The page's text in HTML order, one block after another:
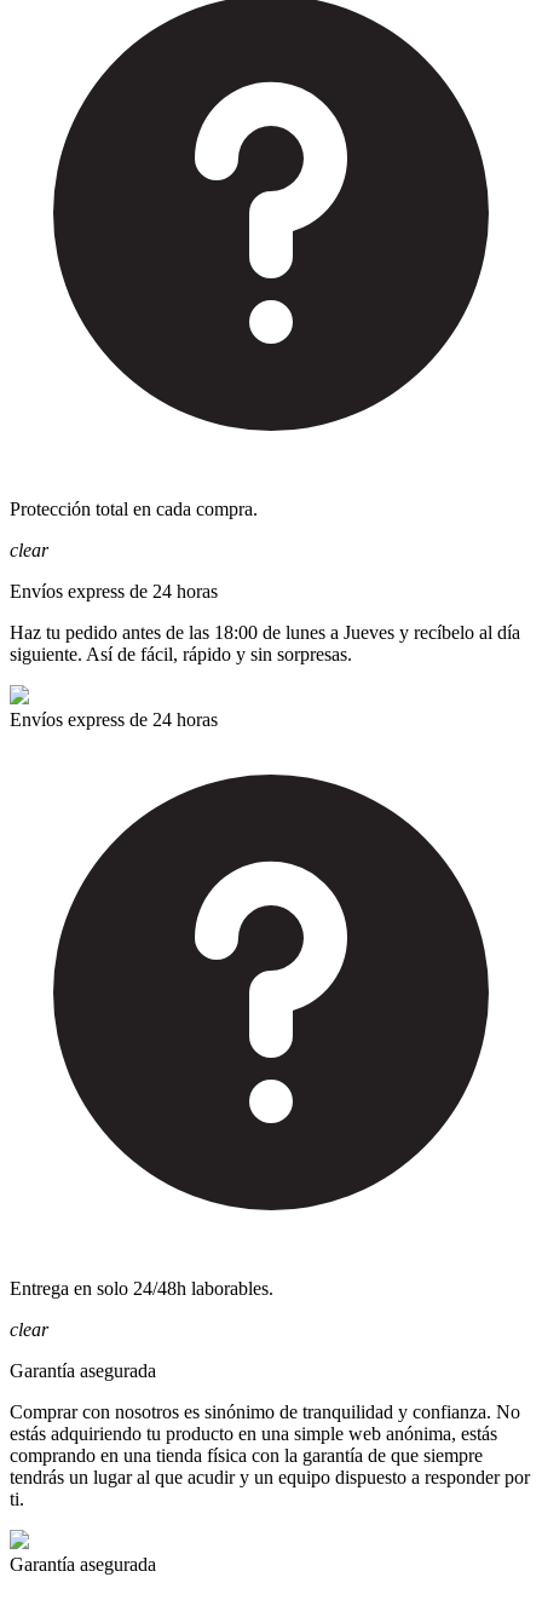
Protección total en cada compra.
clear
Envíos express de 24 horas
Haz tu pedido antes de las 18:00 de lunes a Jueves y recíbelo al día
siguiente. Así de fácil, rápido y sin sorpresas.
Envíos express de 24 horas
Entrega en solo 24/48h laborables.
clear
Garantía asegurada
Comprar con nosotros es sinónimo de tranquilidad y confianza. No
estás adquiriendo tu producto en una simple web anónima, estás
comprando en una tienda física con la garantía de que siempre
tendrás un lugar al que acudir y un equipo dispuesto a responder por
ti.
Garantía asegurada